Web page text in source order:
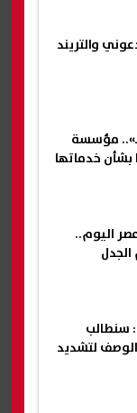
والتريند
مؤسسة
بشأن خدماتها
اليوم..
سنطالب
لتشديد